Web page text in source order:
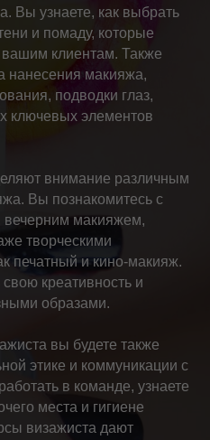
Вы узнаете, как выбрать
и помаду, которые
клиентам. Также
нанесения макияжа,
подводки глаз,
ключевых элементов
внимание различным
Вы познакомитесь с
макияжем,
творческими
печатный и кино-макияж.
креативность и
образами.
вы будете также
этике и коммуникации с
в команде, узнаете
места и гигиене
визажиста дают